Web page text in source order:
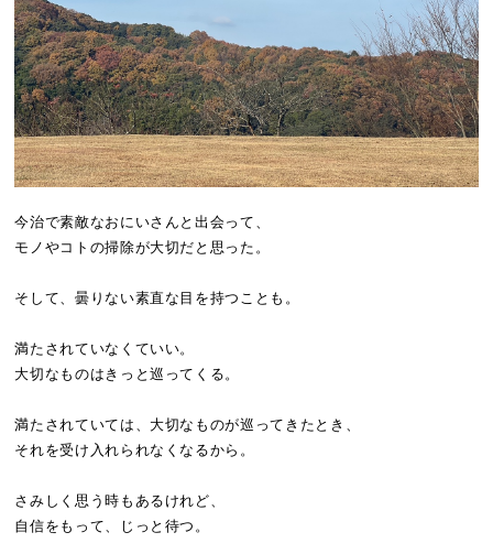
今治で素敵なおにいさんと出会って、
モノやコトの掃除が大切だと思った。
そして、曇りない素直な目を持つことも。
満たされていなくていい。
大切なものはきっと巡ってくる。
満たされていては、大切なものが巡ってきたとき、
それを受け入れられなくなるから。
さみしく思う時もあるけれど、
自信をもって、じっと待つ。